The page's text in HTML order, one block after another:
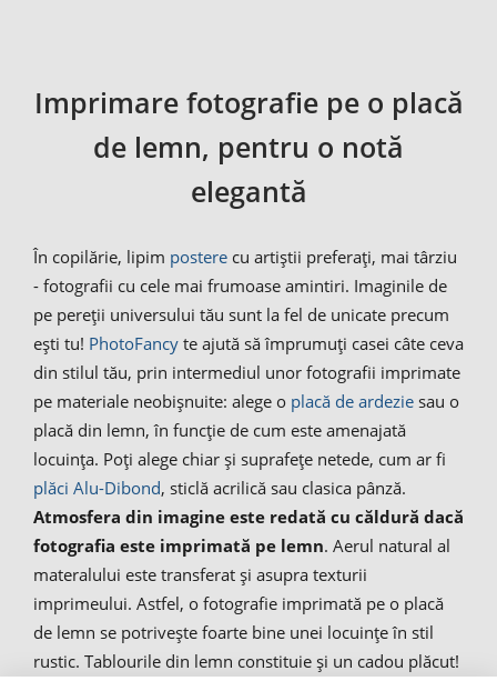
Imprimare fotografie pe o placă
de lemn, pentru o notă
elegantă
În copilărie, lipim postere cu artiștii preferați, mai târziu
- fotografii cu cele mai frumoase amintiri. Imaginile de
pe pereții universului tău sunt la fel de unicate precum
ești tu! PhotoFancy te ajută să împrumuți casei câte ceva
din stilul tău, prin intermediul unor fotografii imprimate
pe materiale neobișnuite: alege o placă de ardezie sau o
placă din lemn, în funcție de cum este amenajată
locuința. Poți alege chiar și suprafețe netede, cum ar fi
plăci Alu-Dibond, sticlă acrilică sau clasica pânză.
Atmosfera din imagine este redată cu căldură dacă
fotografia este imprimată pe lemn. Aerul natural al
materalului este transferat și asupra texturii
imprimeului. Astfel, o fotografie imprimată pe o placă
de lemn se potrivește foarte bine unei locuințe în stil
rustic. Tablourile din lemn constituie și un cadou plăcut!